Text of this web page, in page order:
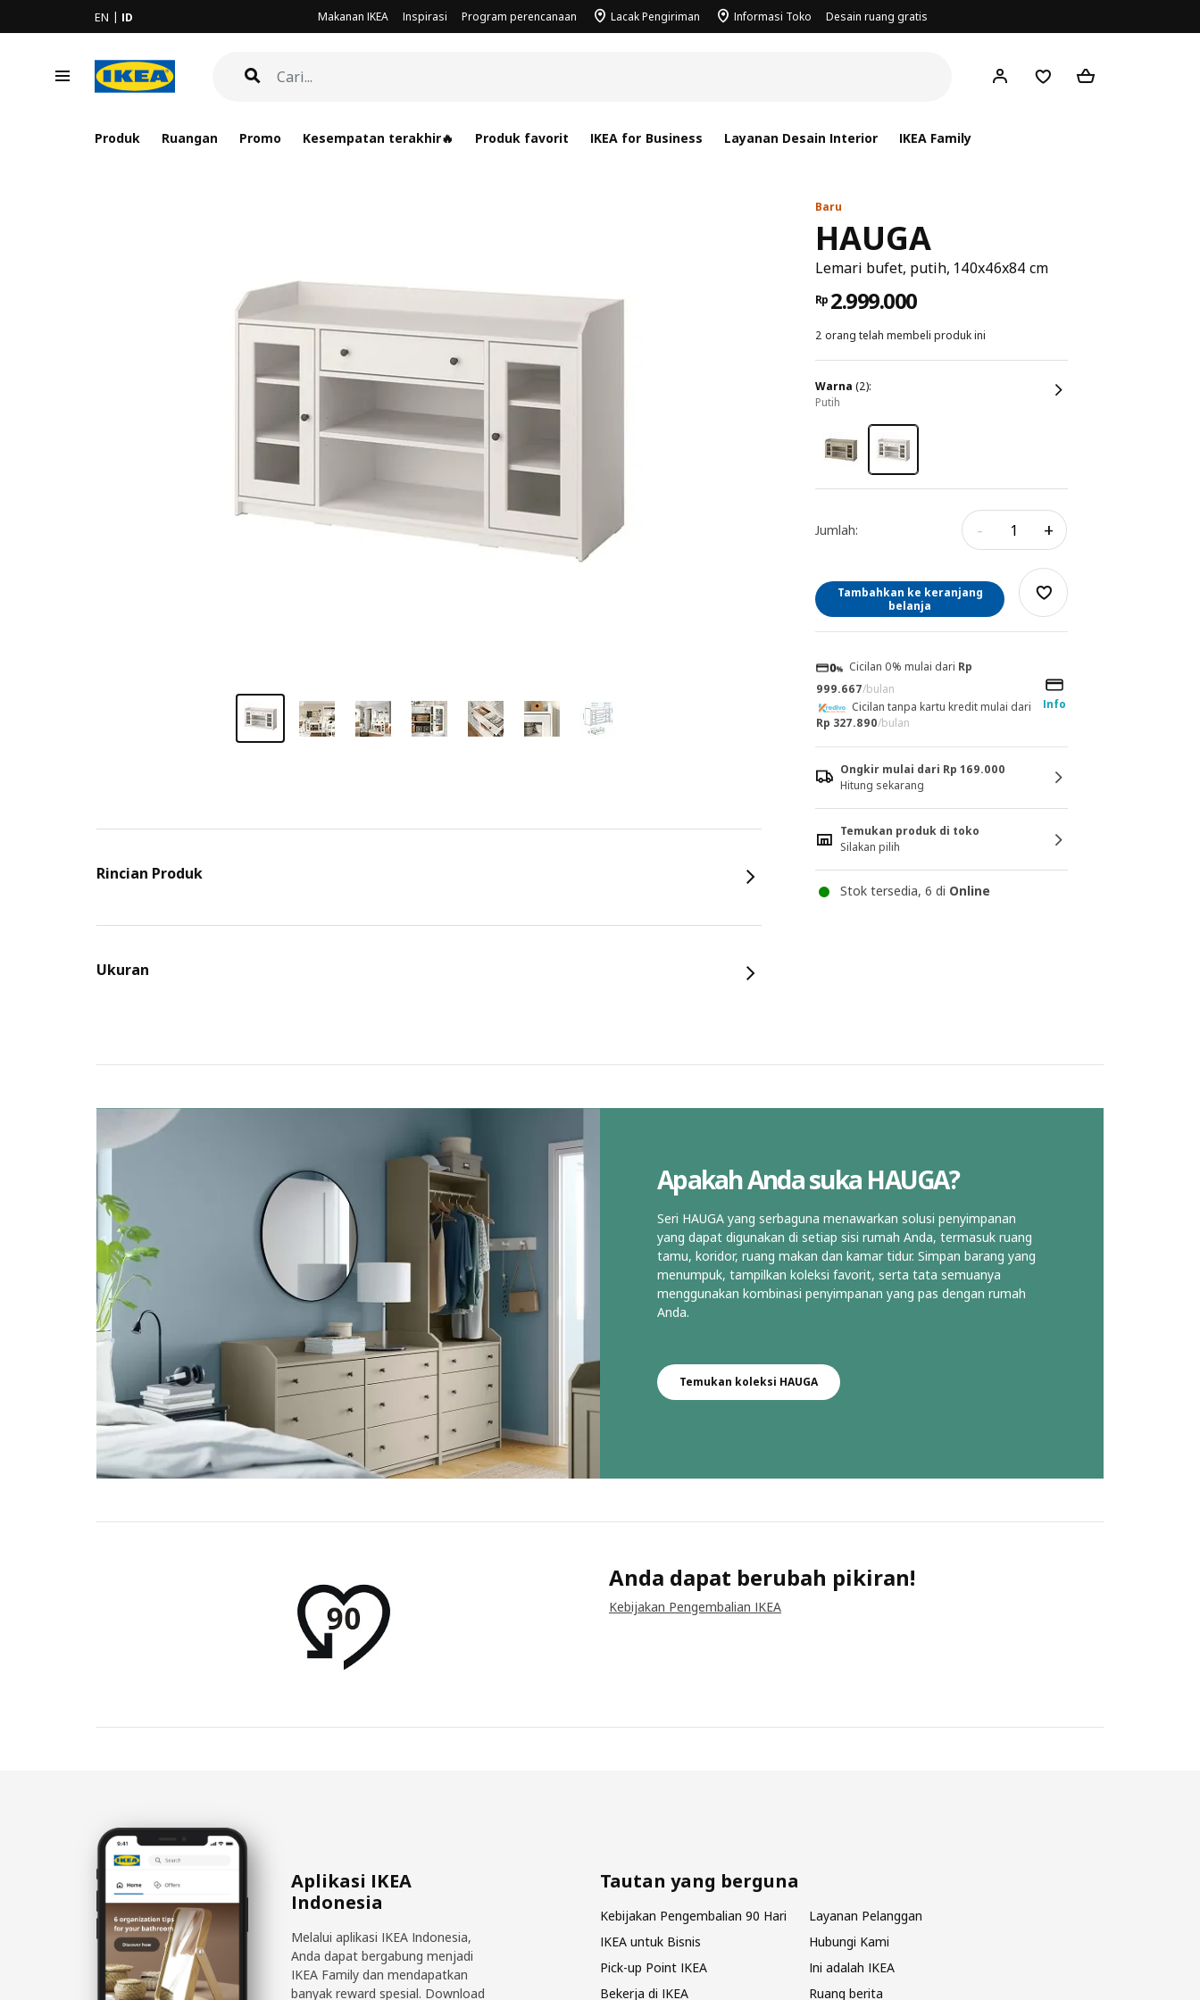
EN ID Makanan IKEA Inspirasi Program perencanaan Lacak Pengiriman Informasi Toko Desain ruang gratis
Produk Ruangan Promo Kesempatan terakhir🔥 Produk favorit IKEA for Business Layanan Desain Interior IKEA Family
Baru
HAUGA
Lemari bufet, putih, 140x46x84 cm
Rp 2.999.000
2 orang telah membeli produk ini
warna (2):
putih
Jumlah: - +
Tambahkan ke keranjang
belanja
Cicilan 0% mulai dari Rp
999.667/bulan
Info
Cicilan tanpa kartu kredit mulai dari
Rp 327.890/bulan
Ongkir mulai dari Rp 169.000
Hitung sekarang
Temukan produk di toko
Silakan pilih
Stok tersedia, 6 di Online
Rincian Produk
Ukuran
Apakah Anda suka HAUGA?
Seri HAUGA yang serbaguna menawarkan solusi penyimpanan
yang dapat digunakan di setiap sisi rumah Anda, termasuk ruang
tamu, koridor, ruang makan dan kamar tidur. Simpan barang yang
menumpuk, tampilkan koleksi favorit, serta tata semuanya
menggunakan kombinasi penyimpanan yang pas dengan rumah
Anda. ​
Temukan koleksi HAUGA
Anda dapat berubah pikiran!
Kebijakan Pengembalian IKEA
Aplikasi IKEA
Indonesia
Melalui aplikasi IKEA Indonesia,
Anda dapat bergabung menjadi
IKEA Family dan mendapatkan
banyak reward spesial. Download
Tautan yang berguna
Kebijakan Pengembalian 90 Hari
Layanan Pelanggan
IKEA untuk Bisnis
Hubungi Kami
Pick-up Point IKEA
Ini adalah IKEA
Bekerja di IKEA
Ruang berita